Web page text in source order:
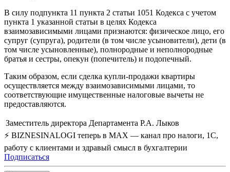
В силу подпункта 11 пункта 2 статьи 1051 Кодекса с учетом
пункта 1 указанной статьи в целях Кодекса
взаимозависимыми лицами признаются: физическое лицо, его
супруг (супруга), родители (в том числе усыновители), дети (в
том числе усыновленные), полнородные и неполнородные
братья и сестры, опекун (попечитель) и подопечный.
Таким образом, если сделка купли-продажи квартиры
осуществляется между взаимозависимыми лицами, то
соответствующие имущественные налоговые вычеты не
предоставляются.
Заместитель директора Департамента Р.А. Лыков
⚡ BIZNESINALOGI теперь в MAX — канал про налоги, 1С,
работу с клиентами и здравый смысл в бухгалтерии
Подписаться